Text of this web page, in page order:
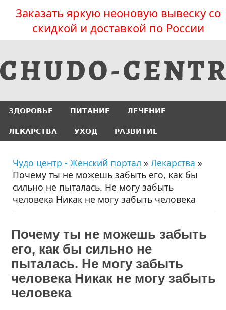
Заказать яркую неоновую вывеску со
скидкой и доставкой по России
ЗДОРОВЬЕ ПИТАНИЕ ЛЕЧЕНИЕ
ЛЕКАРСТВА УХОД РАЗВИТИЕ
Чудо центр - Женский портал » Лекарства »
Почему ты не можешь забыть его, как бы
сильно не пыталась. Не могу забыть
человека Никак не могу забыть человека
Почему ты не можешь забыть
его, как бы сильно не
пыталась. Не могу забыть
человека Никак не могу забыть
человека